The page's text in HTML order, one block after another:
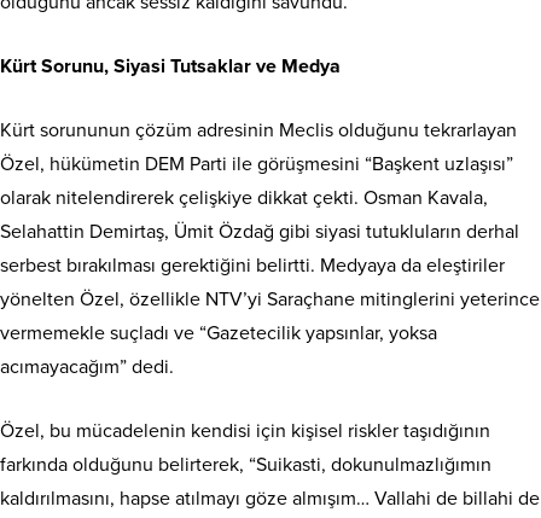
Kürt Sorunu, Siyasi Tutsaklar ve Medya
Kürt sorununun çözüm adresinin Meclis olduğunu tekrarlayan
Özel, hükümetin DEM Parti ile görüşmesini “Başkent uzlaşısı”
olarak nitelendirerek çelişkiye dikkat çekti. Osman Kavala,
Selahattin Demirtaş, Ümit Özdağ gibi siyasi tutukluların derhal
serbest bırakılması gerektiğini belirtti. Medyaya da eleştiriler
yönelten Özel, özellikle NTV’yi Saraçhane mitinglerini yeterince
vermemekle suçladı ve “Gazetecilik yapsınlar, yoksa
acımayacağım” dedi.
Özel, bu mücadelenin kendisi için kişisel riskler taşıdığının
farkında olduğunu belirterek, “Suikasti, dokunulmazlığımın
kaldırılmasını, hapse atılmayı göze almışım… Vallahi de billahi de